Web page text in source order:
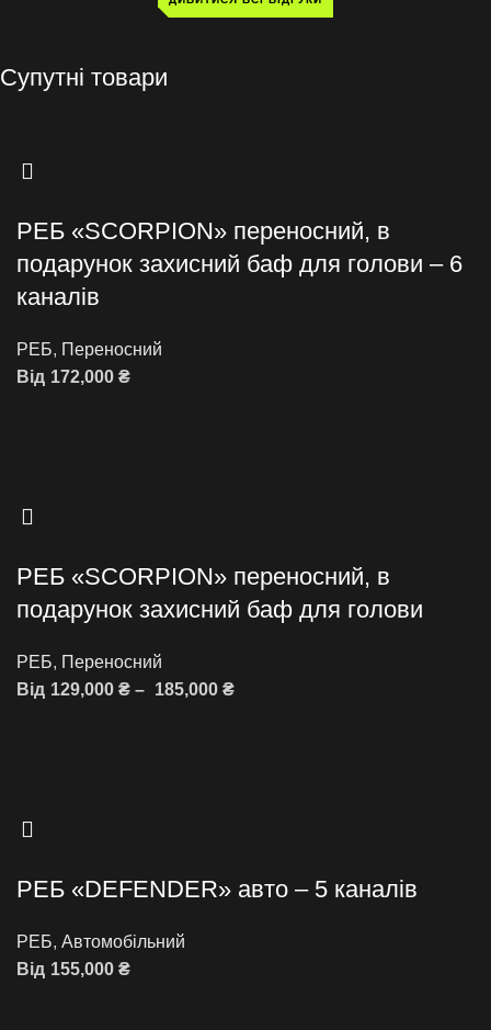
Супутні товари
РЕБ «SCORPION» переносний, в
подарунок захисний баф для голови – 6
каналів
РЕБ, Переносний
Від 172,000 ₴
РЕБ «SCORPION» переносний, в
подарунок захисний баф для голови
РЕБ, Переносний
Від 129,000 ₴ – 185,000 ₴
РЕБ «DEFENDER» авто – 5 каналів
РЕБ, Автомобільний
Від 155,000 ₴